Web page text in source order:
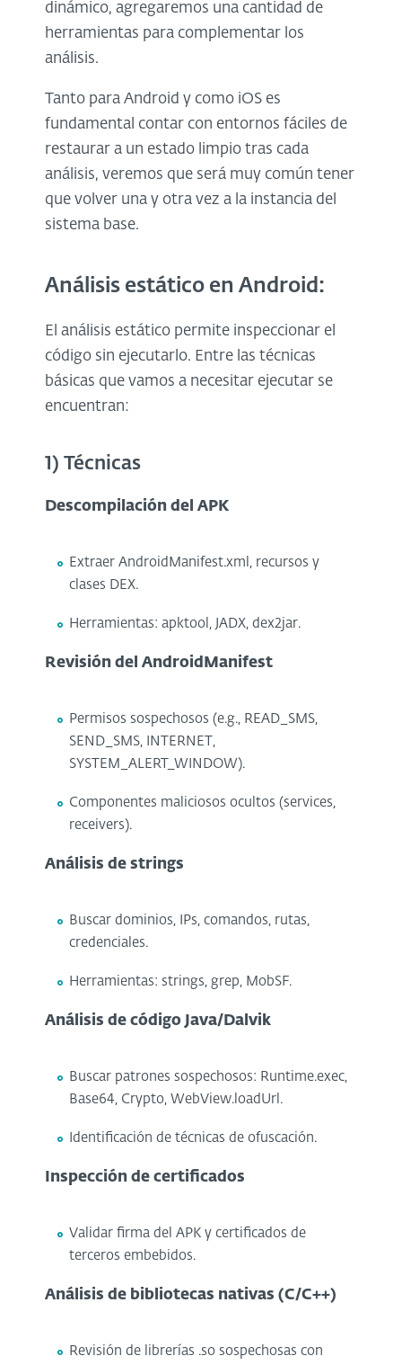
dinámico, agregaremos una cantidad de
herramientas para complementar los
análisis.
Tanto para Android y como iOS es
fundamental contar con entornos fáciles de
restaurar a un estado limpio tras cada
análisis, veremos que será muy común tener
que volver una y otra vez a la instancia del
sistema base.
Análisis estático en Android:
El análisis estático permite inspeccionar el
código sin ejecutarlo. Entre las técnicas
básicas que vamos a necesitar ejecutar se
encuentran:
1) Técnicas
Descompilación del APK
Extraer AndroidManifest.xml, recursos y
clases DEX.
Herramientas: apktool, JADX, dex2jar.
Revisión del AndroidManifest
Permisos sospechosos (e.g., READ_SMS,
SEND_SMS, INTERNET,
SYSTEM_ALERT_WINDOW).
Componentes maliciosos ocultos (services,
receivers).
Análisis de strings
Buscar dominios, IPs, comandos, rutas,
credenciales.
Herramientas: strings, grep, MobSF.
Análisis de código Java/Dalvik
Buscar patrones sospechosos: Runtime.exec,
Base64, Crypto, WebView.loadUrl.
Identificación de técnicas de ofuscación.
Inspección de certificados
Validar firma del APK y certificados de
terceros embebidos.
Análisis de bibliotecas nativas (C/C++)
Revisión de librerías .so sospechosas con